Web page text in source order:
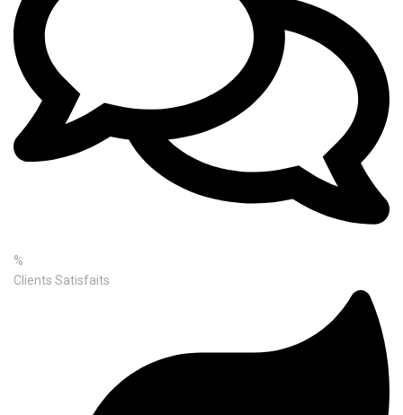
%
Clients Satisfaits